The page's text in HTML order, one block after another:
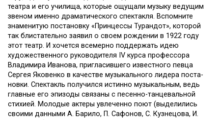
театра и его училища, которые ощущали музыку ведущим
зве­ном именно драматического спектакля. Вспомните
знамени­тую постановку «Принцессы Турандот», которой
так бли­стательно заявил о своем рож­дении в 1922 году
этот театр. И хочется всемерно поддер­жать идею
художественного руководителя IV курса профес­сора
Владимира Иванова, при­гласившего известного певца
Сергея Яковенко в качестве музыкального лидера поста­
новки. Спектакль получился истинно музыкальным, ведь
главные его эпизоды связаны с песенно-танцевальной
стихией. Молодые актеры увлеченно по­ют (выделились
своими данны­ми А. Барило, П. Сафонов, С. Кузнецова, И.